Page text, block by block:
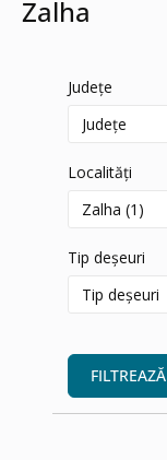
Zalha
Județe
Localități
Tip deșeuri
FILTREAZĂ